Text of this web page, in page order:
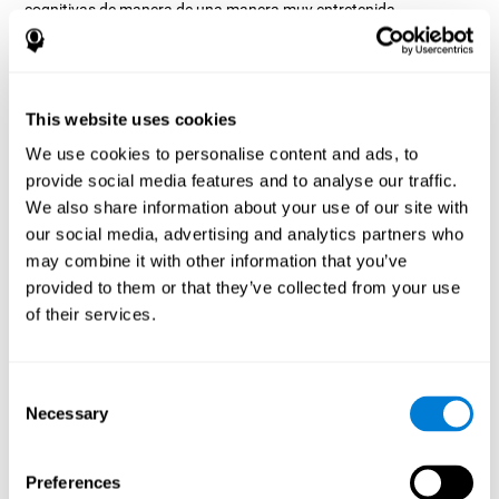
This website uses cookies
We use cookies to personalise content and ads, to
provide social media features and to analyse our traffic.
We also share information about your use of our site with
our social media, advertising and analytics partners who
may combine it with other information that you’ve
provided to them or that they’ve collected from your use
of their services.
Selection
Necessary
Preferences
cognitivas de manera de una manera muy entretenida.
¿Cómo mejora el juego mental
Entretenerse con juegos como el Crucigrama Visual de CogniFit
estimula un patrón de activación neural específico. Repetir y
entrenar de manera consistente este patrón, puede ayudar a
crear nuevas sinapsis, y a que los circuitos neuronales se
reorganicen y recuperen funciones cognitivas debilitadas o
dañadas.
El juego del Crucigrama Visual ayuda a ejercitar la memoria de
trabajo, la denominación y la percepción. Estimular de manera
consistente estas habilidades, puede ayudar a crear nuevas
3ª SEMANA